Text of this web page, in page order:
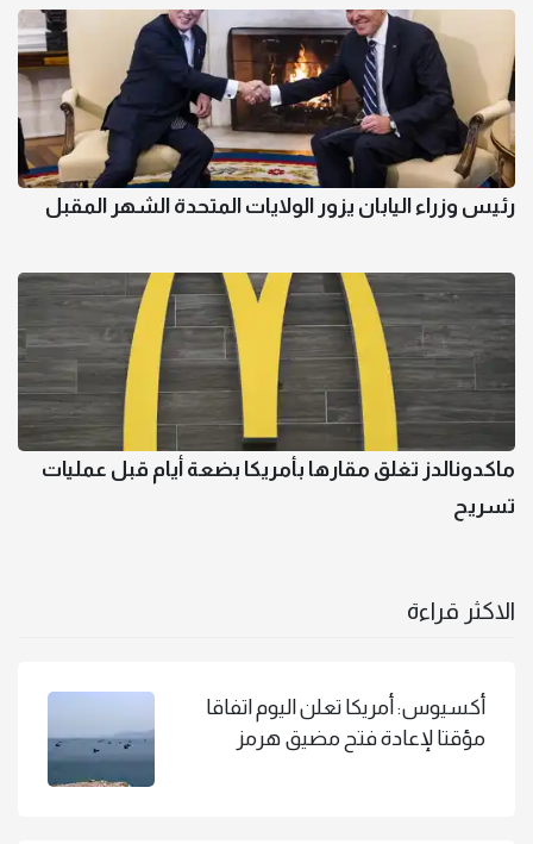
رئيس وزراء اليابان يزور الولايات المتحدة الشهر المقبل
ماكدونالدز تغلق مقارها بأمريكا بضعة أيام قبل عمليات
تسريح
الاكثر قراءة
أكسيوس: أمريكا تعلن اليوم اتفاقا
مؤقتا لإعادة فتح مضيق هرمز